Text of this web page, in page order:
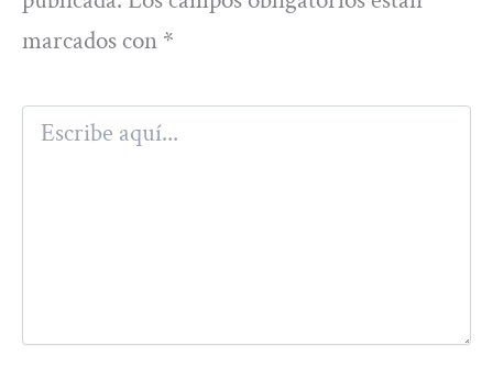
marcados con *
Escribe
aquí...